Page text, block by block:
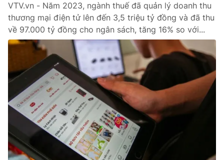
Phim VTV
Hậu trường
Nhân vật
Khán giả
Giải sao mai
Giải trí
Điện ảnh
Âm nhạc
Sao
Đời sống
Du lịch
Làm đẹp
Chất lượng cuộc sống
Giáo dục
Tuyển sinh
Học trực tuyến
Công nghệ
Hitech Công nghệ tương lai
Sản phẩm
Giao lưu trực tuyến
VTV.vn - Năm 2023, ngành thuế đã quản lý doanh thu
thương mại điện tử lên đến 3,5 triệu tỷ đồng và đã thu
về 97.000 tỷ đồng cho ngân sách, tăng 16% so với...